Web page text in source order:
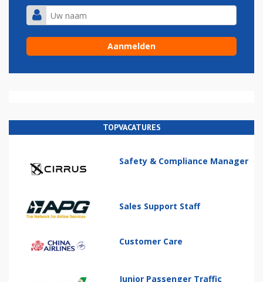
TOPVACATURES
Safety & Compliance Manager
Sales Support Staff
Customer Care
Junior Passenger Traffic